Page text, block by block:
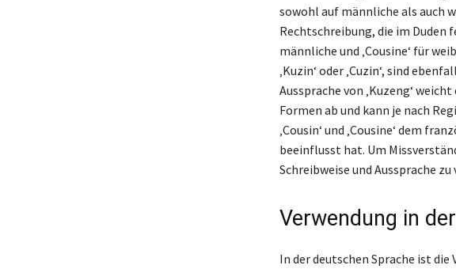
sowohl auf männliche als auch
Rechtschreibung, die im Duden
männliche und ‚Cousine‘ für
‚Kuzin‘ oder ‚Cuzin‘, sind
Aussprache von ‚Kuzeng‘
Formen ab und kann je nach
‚Cousin‘ und ‚Cousine‘ dem
beeinflusst hat. Um
Schreibweise und Aussprache
Verwendung in
In der deutschen Sprache ist